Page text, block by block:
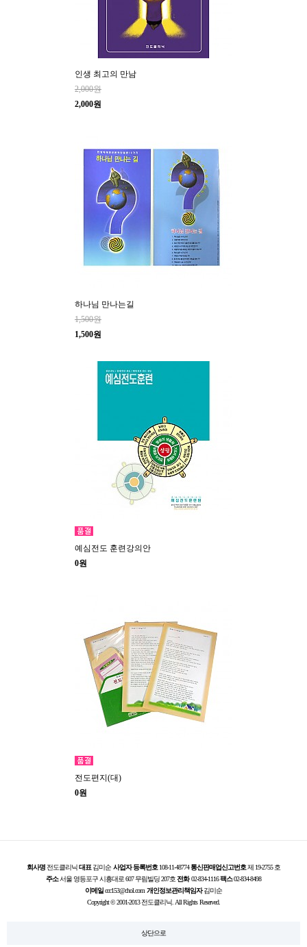
인생 최고의 만남
2,000원
2,000원
하나님 만나는길
1,500원
1,500원
예심전도 훈련강의안
0원
전도편지(대)
0원
회사명전도클리닉 대표 김미순 사업자 등록번호108-11-48774 통신판매업신고번호제 19-2755 호
주소서울 영등포구 시흥대로 607 무림빌딩 207호 전화02-834-1116 팩스02-834-8498
이메일ccc153@chol.com 개인정보관리책임자김미순
Copyright © 2001-2013 전도클리닉. All Rights Reserved.
상단으로